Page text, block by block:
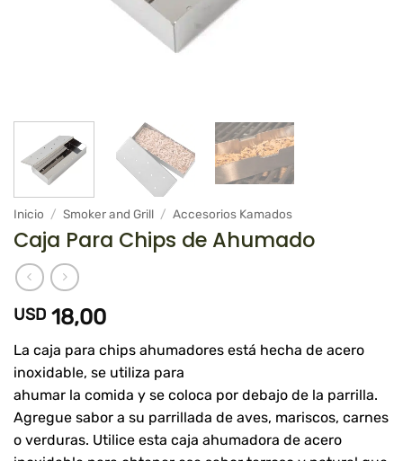
Inicio / Smoker and Grill / Accesorios Kamados
Caja Para Chips de Ahumado
USD 18,00
La caja para chips ahumadores está hecha de acero
inoxidable, se utiliza para
ahumar la comida y se coloca por debajo de la parrilla.
Agregue sabor a su parrillada de aves, mariscos, carnes
o verduras. Utilice esta caja ahumadora de acero